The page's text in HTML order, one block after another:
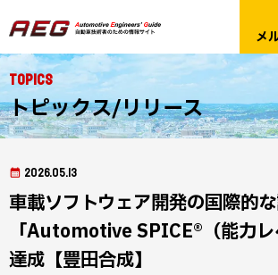
メ
Topics
トピックス/リリース
2026.05.13
車載ソフトウェア開発の国際的
「Automotive SPICE®（能力
達成【豊田合成】